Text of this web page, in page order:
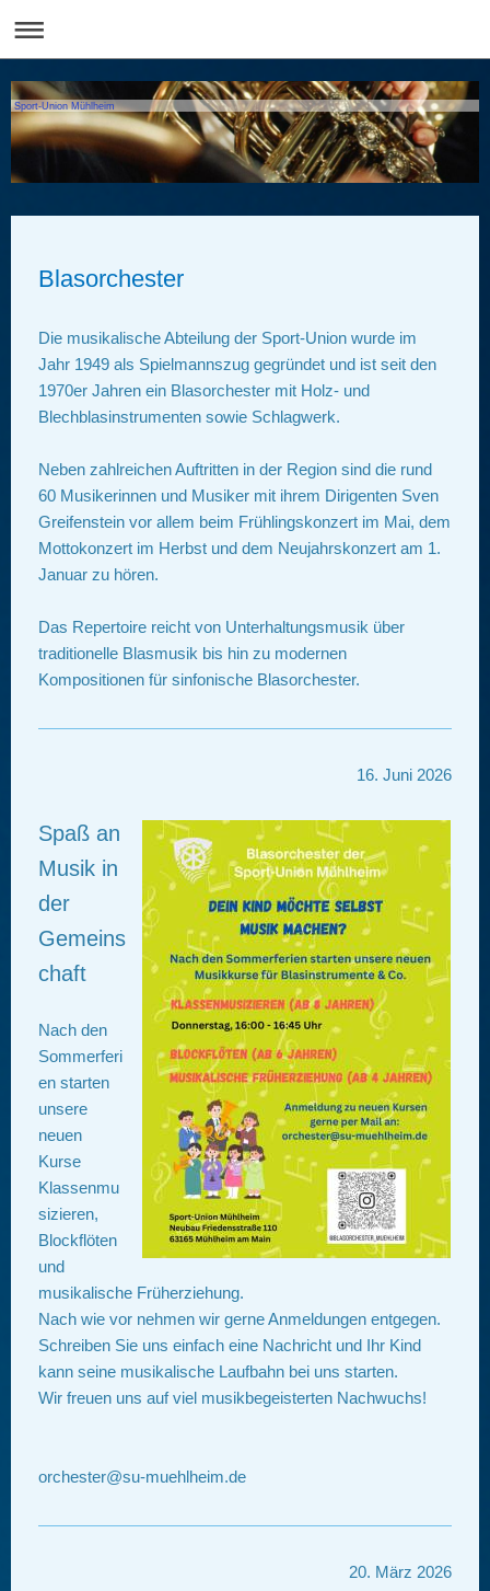
Sport-Union Mühlheim
Blasorchester
Die musikalische Abteilung der Sport-Union wurde im
Jahr 1949 als Spielmannszug gegründet und ist seit den
1970er Jahren ein Blasorchester mit Holz- und
Blechblasinstrumenten sowie Schlagwerk.
Neben zahlreichen Auftritten in der Region sind die rund
60 Musikerinnen und Musiker mit ihrem Dirigenten Sven
Greifenstein vor allem beim Frühlingskonzert im Mai, dem
Mottokonzert im Herbst und dem Neujahrskonzert am 1.
Januar zu hören.
Das Repertoire reicht von Unterhaltungsmusik über
traditionelle Blasmusik bis hin zu modernen
Kompositionen für sinfonische Blasorchester.
16. Juni 2026
Spaß an
Musik in
der
Gemeins
chaft
Nach den
Sommerferi
en starten
unsere
neuen
Kurse
Klassenmu
sizieren,
Blockflöten
und
musikalische Früherziehung.
Nach wie vor nehmen wir gerne Anmeldungen entgegen.
Schreiben Sie uns einfach eine Nachricht und Ihr Kind
kann seine musikalische Laufbahn bei uns starten.
Wir freuen uns auf viel musikbegeisterten Nachwuchs!
orchester@su-muehlheim.de
20. März 2026